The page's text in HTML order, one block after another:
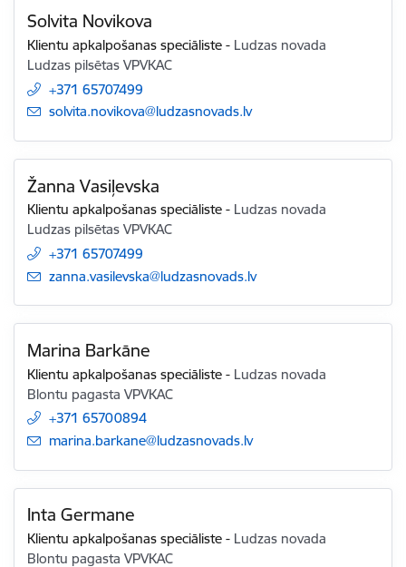
Solvita Novikova
Klientu apkalpošanas speciāliste - Ludzas novada
Ludzas pilsētas VPVKAC
+371 65707499
E-pasts:
solvita.novikova@ludzasnovads.lv
Žanna Vasiļevska
Klientu apkalpošanas speciāliste - Ludzas novada
Ludzas pilsētas VPVKAC
+371 65707499
E-pasts:
zanna.vasilevska@ludzasnovads.lv
Marina Barkāne
Klientu apkalpošanas speciāliste - Ludzas novada
Blontu pagasta VPVKAC
+371 65700894
E-pasts:
marina.barkane@ludzasnovads.lv
Inta Germane
Klientu apkalpošanas speciāliste - Ludzas novada
Blontu pagasta VPVKAC